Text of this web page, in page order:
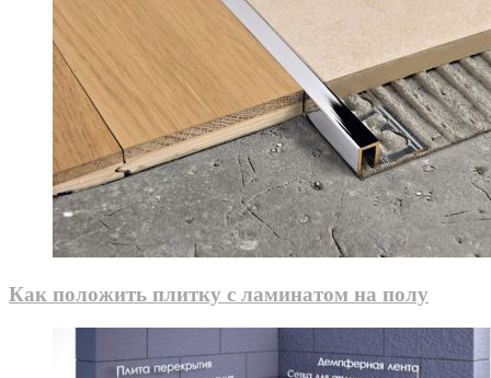
Как положить плитку с ламинатом на полу